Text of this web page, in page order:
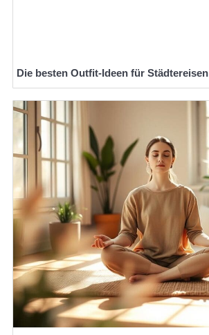
Die besten Outfit-Ideen für Städtereisen